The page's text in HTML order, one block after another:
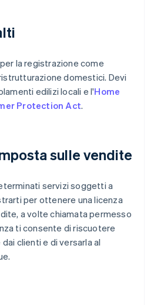
la registrazione come
domestici. Devi
edilizi locali e l'Home
Protection Act.
sulle vendite
servizi soggetti a
per ottenere una licenza
a volte chiamata permesso
ti consente di riscuotere
clienti e di versarla al